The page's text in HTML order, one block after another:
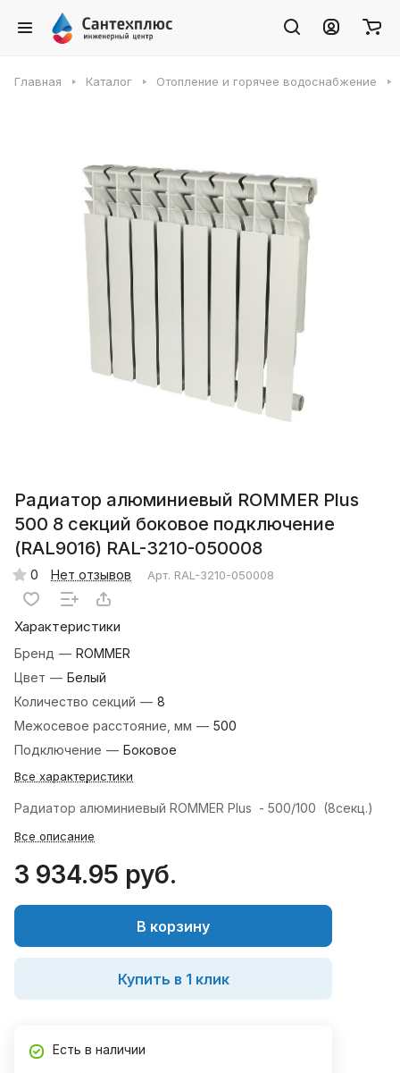
Главная Каталог Отопление и горячее водоснабжение
Радиатор алюминиевый ROMMER Plus
500 8 секций боковое подключение
(RAL9016) RAL-3210-050008
0 Нет отзывов Арт. RAL-3210-050008
Характеристики
Бренд — ROMMER
Цвет — Белый
Количество секций — 8
Межосевое расстояние, мм — 500
Подключение — Боковое
Все характеристики
Радиатор алюминиевый ROMMER Plus - 500/100 (8секц.)
Все описание
3 934.95 руб.
В корзину
Купить в 1 клик
Есть в наличии